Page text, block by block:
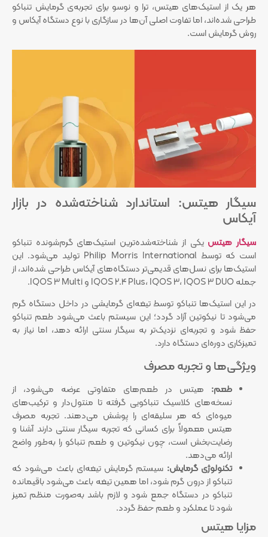
هر یک از استیک‌های هیتس، ترا و نوسو برای تجربه‌ی گرمایش تنباکو
طراحی شده‌اند، اما تفاوت اصلی آن‌ها در سازگاری با نوع دستگاه آیکاس و
روش گرمایش است.
سیگار هیتس: استاندارد شناخته‌شده در بازار
آیکاس
سیگار هیتس یکی از شناخته‌شده‌ترین استیک‌های گرم‌شونده تنباکو
است که توسط Philip Morris International تولید می‌شود. این
استیک‌ها برای نسل‌های قدیمی‌تر دستگاه‌های آیکاس طراحی شده‌اند، از
جمله IQOS 2.4 Plus، IQOS 3، IQOS 3 DUO و IQOS 3 Multi.
در این استیک‌ها تنباکو توسط تیغه‌ای گرمایشی در داخل دستگاه گرم
می‌شود تا نیکوتین آزاد گردد؛ این سیستم باعث می‌شود طعم تنباکو
حفظ شود و تجربه‌ای نزدیک‌تر به سیگار سنتی ارائه دهد، اما نیاز به
تمیزکاری دوره‌ای دستگاه دارد.
ویژگی‌ها و تجربه مصرف
طعم: هیتس در طعم‌های متفاوتی عرضه می‌شود، از
نسخه‌های کلاسیک تنباکویی گرفته تا منتول‌دار و ترکیب‌های
میوه‌ای که هر سلیقه‌ای را پوشش می‌دهند. تجربه مصرف
هیتس معمولاً برای کسانی که تجربه سیگار سنتی دارند آشنا و
رضایت‌بخش است، چون نیکوتین و طعم تنباکو را به‌طور واضح
ارائه می‌دهد.
تکنولوژی گرمایش: سیستم گرمایش تیغه‌ای باعث می‌شود که
تنباکو از درون گرم شود، اما همین تیغه باعث می‌شود باقیمانده
تنباکو در دستگاه جمع شود و لازم باشد به‌صورت منظم تمیز
شود تا عملکرد و طعم حفظ گردد.
مزایا هیتس